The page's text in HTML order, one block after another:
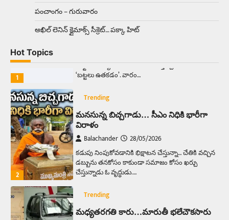
పంచాంగం – గురువారం
అఖిల్‌ లెనిన్ క్లైమాక్స్‌ సీక్రెట్‌… పక్కా హిట్‌
Hot Topics
1
Trending
అక్కడ ఆదివారం బట్టలు ఉతికితే…జైలుకే
సాఫ్ట్‌వేర్ ఉద్యోగి వరకు అందరికీ గుర్తొచ్చే మొదటి పని
‘బట్టలు ఉతకడం’. వారం…
2
Trending
మనసున్న బిచ్చగాడు… సీఎం నిధికి భారీగా
విరాళం
Balachander 28/05/2026
కడుపు నింపుకోవడానికి భిక్షాటన చేస్తున్నా… చేతికి వచ్చిన
డబ్బును తనకోసం కాకుండా సమాజం కోసం ఖర్చు
చేస్తున్నాడు ఓ వృద్ధుడు.…
Trending
మధ్యతరగతి కారు…మారుతీ భలేచౌకసారు